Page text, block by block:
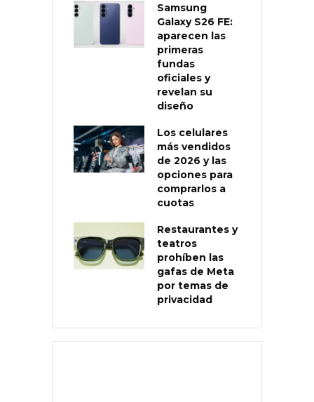
Samsung
Galaxy S26 FE:
aparecen las
primeras
fundas
oficiales y
revelan su
diseño
Los celulares
más vendidos
de 2026 y las
opciones para
comprarlos a
cuotas
Restaurantes y
teatros
prohíben las
gafas de Meta
por temas de
privacidad